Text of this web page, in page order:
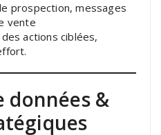
prospection, messages
vente
des actions ciblées,
données &